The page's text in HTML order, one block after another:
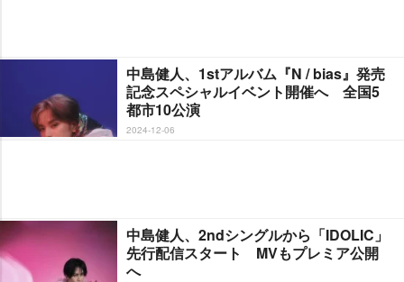
中島健人、1stアルバム『N / bias』発売
記念スペシャルイベント開催へ 全国5
都市10公演
2024-12-06
中島健人、2ndシングルから「IDOLIC」
先行配信スタート MVもプレミア公開
へ